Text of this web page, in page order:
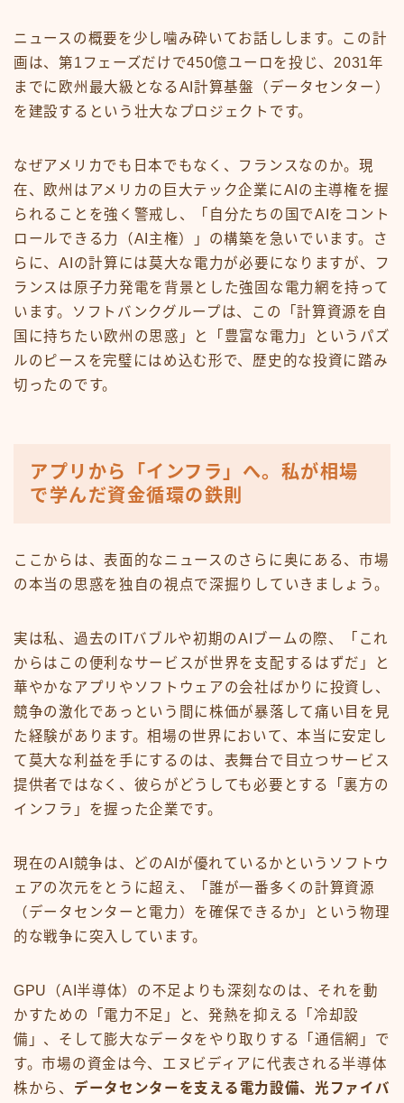
ニュースの概要を少し噛み砕いてお話しします。この計
画は、第1フェーズだけで450億ユーロを投じ、2031年
までに欧州最大級となるAI計算基盤（データセンター）
を建設するという壮大なプロジェクトです。
なぜアメリカでも日本でもなく、フランスなのか。現
在、欧州はアメリカの巨大テック企業にAIの主導権を握
られることを強く警戒し、「自分たちの国でAIをコント
ロールできる力（AI主権）」の構築を急いでいます。さ
らに、AIの計算には莫大な電力が必要になりますが、フ
ランスは原子力発電を背景とした強固な電力網を持って
います。ソフトバンクグループは、この「計算資源を自
国に持ちたい欧州の思惑」と「豊富な電力」というパズ
ルのピースを完璧にはめ込む形で、歴史的な投資に踏み
切ったのです。
アプリから「インフラ」へ。私が相場
で学んだ資金循環の鉄則
ここからは、表面的なニュースのさらに奥にある、市場
の本当の思惑を独自の視点で深掘りしていきましょう。
実は私、過去のITバブルや初期のAIブームの際、「これ
からはこの便利なサービスが世界を支配するはずだ」と
華やかなアプリやソフトウェアの会社ばかりに投資し、
競争の激化であっという間に株価が暴落して痛い目を見
た経験があります。相場の世界において、本当に安定し
て莫大な利益を手にするのは、表舞台で目立つサービス
提供者ではなく、彼らがどうしても必要とする「裏方の
インフラ」を握った企業です。
現在のAI競争は、どのAIが優れているかというソフトウ
ェアの次元をとうに超え、「誰が一番多くの計算資源
（データセンターと電力）を確保できるか」という物理
的な戦争に突入しています。
GPU（AI半導体）の不足よりも深刻なのは、それを動
かすための「電力不足」と、発熱を抑える「冷却設
備」、そして膨大なデータをやり取りする「通信網」で
す。市場の資金は今、エヌビディアに代表される半導体
株から、 データセンターを支える電力設備、光ファイバ